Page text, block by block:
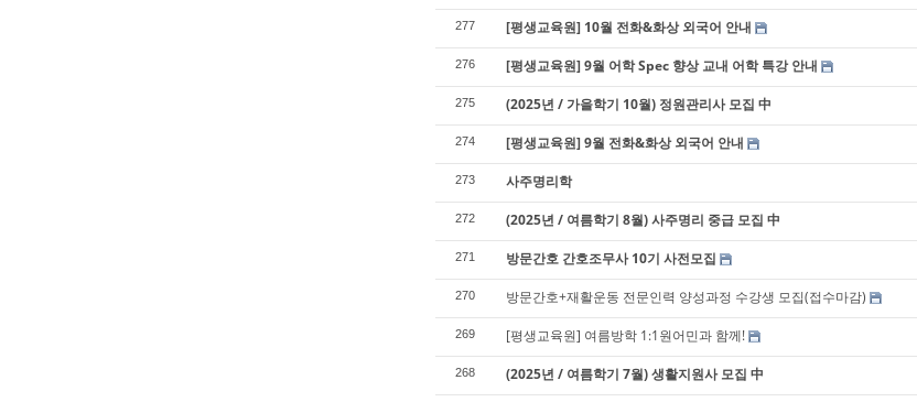
277 [평생교육원] 10월 전화&화상 외국어 안내
276 [평생교육원] 9월 어학 Spec 향상 교내 어학 특강 안내
275 (2025년 / 가을학기 10월) 정원관리사 모집 中
274 [평생교육원] 9월 전화&화상 외국어 안내
273 사주명리학
272 (2025년 / 여름학기 8월) 사주명리 중급 모집 中
271 방문간호 간호조무사 10기 사전모집
270 방문간호+재활운동 전문인력 양성과정 수강생 모집(접수마감)
269 [평생교육원] 여름방학 1:1원어민과 함께!
268 (2025년 / 여름학기 7월) 생활지원사 모집 中